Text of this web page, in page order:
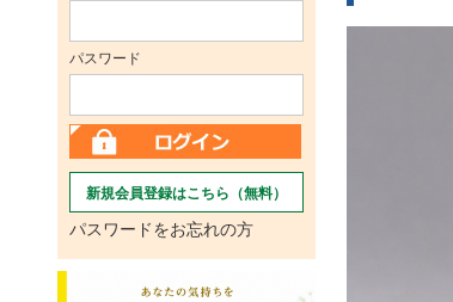
パスワード
新規会員登録はこちら（無料）
パスワードをお忘れの方